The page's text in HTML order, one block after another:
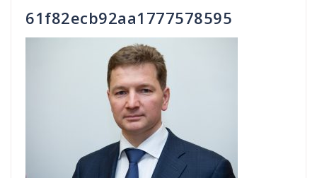
61f82ecb92aa1777578595